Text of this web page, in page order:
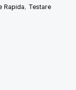
Rapida, Testare